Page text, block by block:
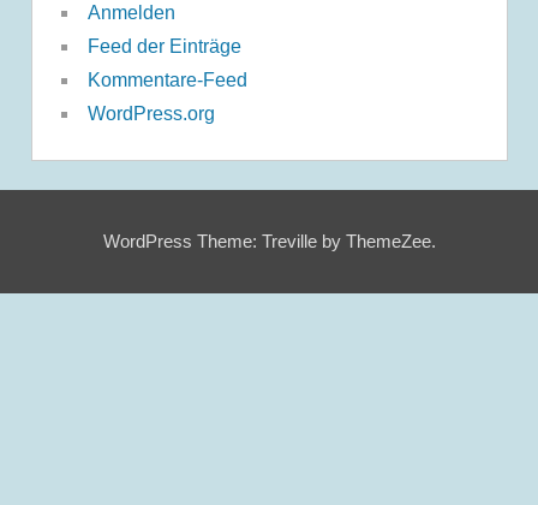
Anmelden
Feed der Einträge
Kommentare-Feed
WordPress.org
WordPress Theme: Treville by ThemeZee.